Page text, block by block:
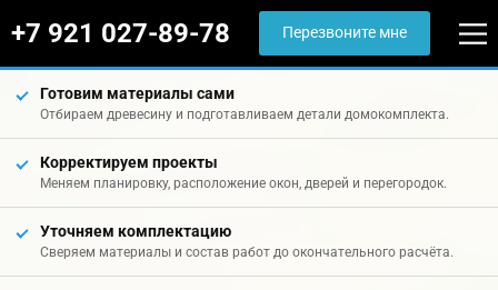
+7 921 027-89-78 Перезвоните мне
Готовим материалы сами
Отбираем древесину и подготавливаем детали домокомплекта.
Корректируем проекты
Меняем планировку, расположение окон, дверей и перегородок.
Уточняем комплектацию
Сверяем материалы и состав работ до окончательного расчёта.